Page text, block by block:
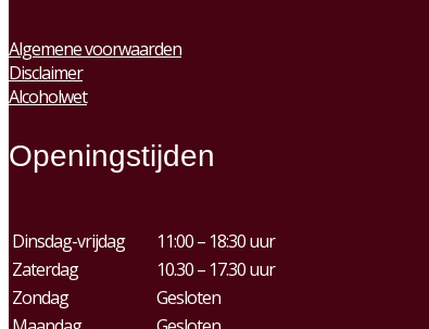
Algemene voorwaarden
Disclaimer
Alcoholwet
Openingstijden
Dinsdag-vrijdag
11:00 – 18:30 uur
Zaterdag
10.30 – 17.30 uur
Zondag
Gesloten